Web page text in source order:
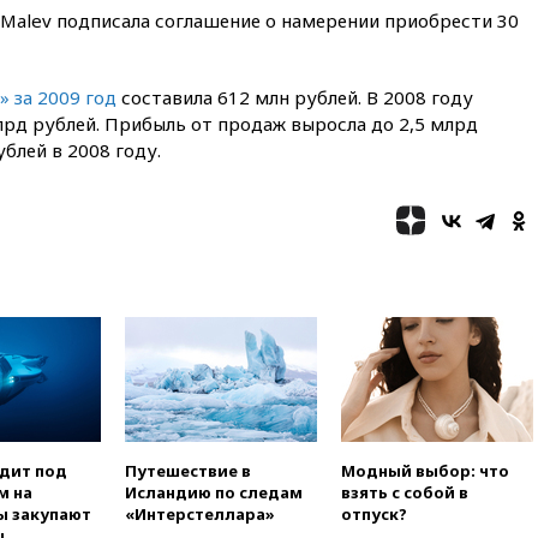
вчера, 22:50
Российский
вчера, 22:20 Турция призвала
к мораторию на удары по
Экс-
председатель Верховного
вчера, 20:58
Финляндия
введет экзамен для
претендентов на получение
гражданства
вчера, 20:12
Минобороны
Болгарии: упавший в стране
беспилотник, скорее всего,
был украинским
вчера, 19:29 ОАЭ обвинили
подписала соглашение о намерении приобрести 30
за 2009 год составила 612 млн рублей. В 2008 году
рублей. Прибыль от продаж выросла до 2,5 млрд
в 2008 году.
под
на
закупают
Путешествие в
Исландию по следам
«Интерстеллара»
Модный выбор: что
взять с собой в
отпуск?